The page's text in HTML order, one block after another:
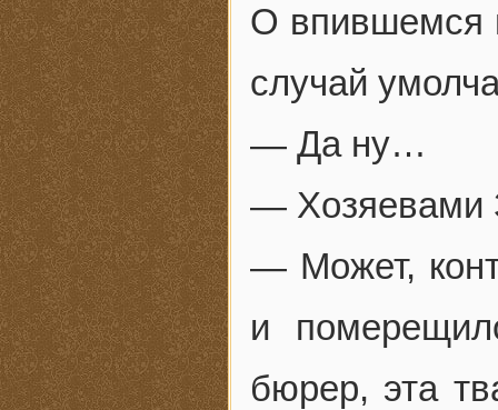
О впившемся
случай
— Да ну…
— Хозяевами
— Может,
и
бюрер, эта